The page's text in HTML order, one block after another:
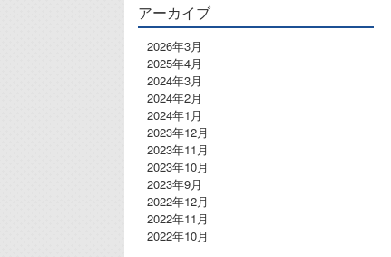
アーカイブ
2026年3月
2025年4月
2024年3月
2024年2月
2024年1月
2023年12月
2023年11月
2023年10月
2023年9月
2022年12月
2022年11月
2022年10月